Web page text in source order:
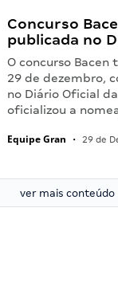
Concurso
publicada no
O concurso
29 de dezembro,
no Diário Oficial da
oficializou a
Equipe Gran • 29 de
ver mais conteúdo